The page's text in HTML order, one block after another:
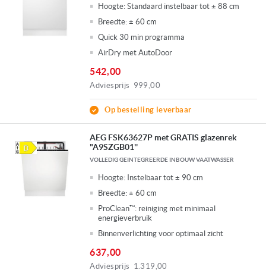
Hoogte: Standaard instelbaar tot ± 88 cm
Breedte: ± 60 cm
Quick 30 min programma
AirDry met AutoDoor
542,00
Adviesprijs 999,00
Op bestelling leverbaar
AEG FSK63627P met GRATIS glazenrek
"A9SZGB01''
VOLLEDIG GEINTEGREERDE INBOUW VAATWASSER
Hoogte: Instelbaar tot ± 90 cm
Breedte: ± 60 cm
ProClean™: reiniging met minimaal
energieverbruik
Binnenverlichting voor optimaal zicht
637,00
Adviesprijs 1.319,00